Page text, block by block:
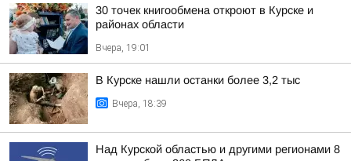
30 точек книгообмена откроют в Курске и
районах области
Вчера, 19:01
В Курске нашли останки более 3,2 тыс
Вчера, 18:39
Над Курской областью и другими регионами 8